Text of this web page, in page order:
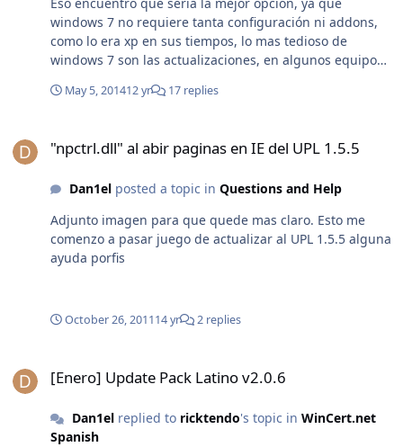
windows 7 no requiere tanta configuración ni addons,
como lo era xp en sus tiempos, lo mas tedioso de
windows 7 son las actualizaciones, en algunos equipos
May 5, 201412 yr 17 replies
"npctrl.dll" al abir paginas en IE del UPL 1.5.5
Dan1elposted a topic in Questions and Help
Adjunto imagen para que quede mas claro. Esto me
comenzo a pasar juego de actualizar al UPL 1.5.5 alguna
ayuda porfis
October 26, 201114 yr 2 replies
[Enero] Update Pack Latino v2.0.6
Dan1elreplied to ricktendo's topic in WinCert.net
Spanish